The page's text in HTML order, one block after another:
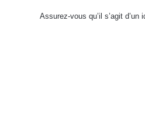
Assurez-vous qu’il s’agit